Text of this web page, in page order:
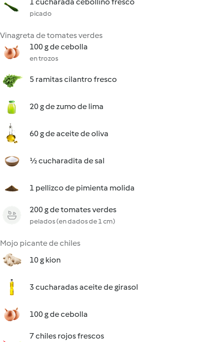
picado
Vinagreta de tomates verdes
100 g de cebolla
en trozos
5 ramitas cilantro fresco
20 g de zumo de lima
60 g de aceite de oliva
½ cucharadita de sal
1 pellizco de pimienta molida
200 g de tomates verdes
pelados (en dados de 1 cm)
Mojo picante de chiles
10 g kion
3 cucharadas aceite de girasol
100 g de cebolla
7 chiles rojos frescos